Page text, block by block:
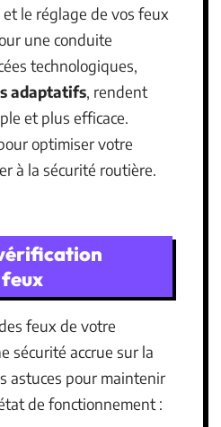
le réglage de vos feux
une conduite
technologiques,
adaptatifs, rendent
et plus efficace.
optimiser votre
à la sécurité routière.
feux de votre
sécurité accrue sur la
astuces pour maintenir
de fonctionnement :